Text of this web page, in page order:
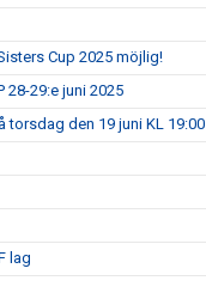
Cup 2025 möjlig!
28-29:e juni 2025
torsdag den 19 juni KL 19:00
lag